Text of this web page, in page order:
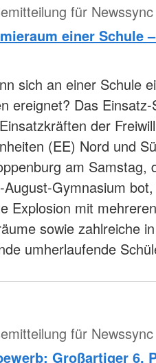
für Newssync
einer Schule
sich an einer Schule
ereignet? Das
der
(EE) Nord und
am Samstag,
Gymnasium
Explosion mit
sowie zahlreiche
umherlaufende
für Newssync
Großartiger 6.